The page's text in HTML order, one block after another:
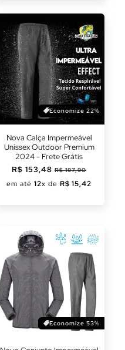
Economize 22%
Nova Calça Impermeável
Unissex Outdoor Premium
2024 - Frete Grátis
Preço
normal
R$ 153,48 Preço
promocional
R$ 197,90
em até 12x de R$ 15,42
Economize 53%